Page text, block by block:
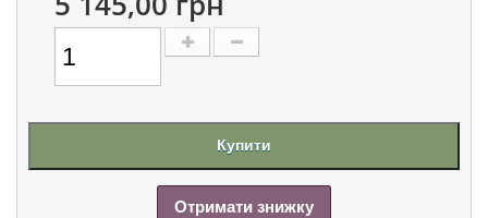
Купити
Отримати знижку